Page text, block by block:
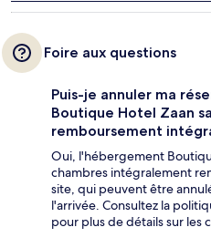
Foire aux questions
Puis-je annuler ma
Boutique Hotel Zaan
remboursement
Oui, l'hébergement
chambres intégralement
site, qui peuvent être
l'arrivée. Consultez la
pour plus de détails sur les